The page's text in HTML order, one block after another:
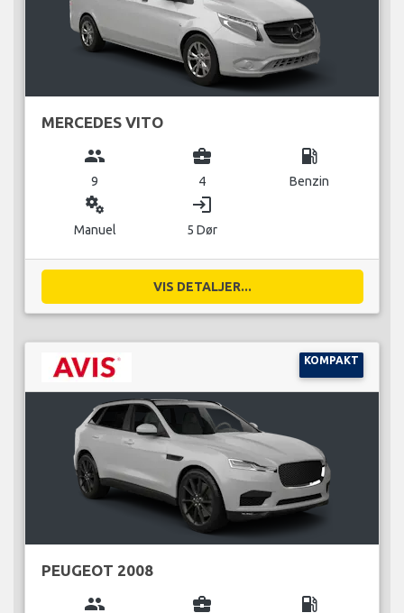
MERCEDES VITO
group
9
business_center
4
local_gas_station
Benzin
miscellaneous_services
Manuel
login
5 Dør
VIS DETALJER...
KOMPAKT
PEUGEOT 2008
group business_center local_gas_station